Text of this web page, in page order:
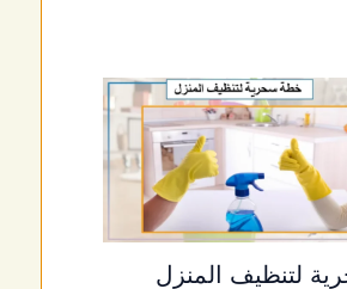
لتنظيف المنزل